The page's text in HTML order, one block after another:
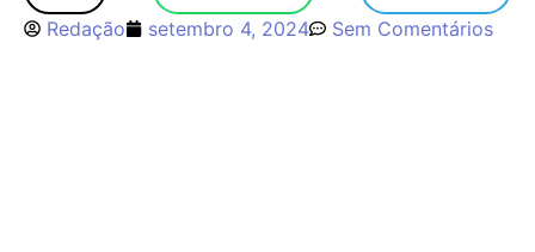
Redação setembro 4, 2024 Sem Comentários